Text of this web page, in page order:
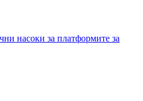
насоки за платформите за